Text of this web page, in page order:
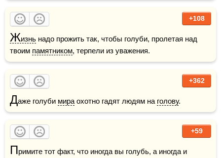
+108
Жизнь надо прожить так, чтобы голуби, пролетая над
твоим памятником, терпели из уважения.
+362
Даже голуби мира охотно гадят людям на голову.
+59
Примите тот факт, что иногда вы голубь, а иногда и